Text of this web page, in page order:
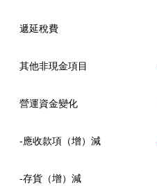
遞延稅費
其他非現金項目
營運資金變化
-應收款項（增）減
-存貨（增）減